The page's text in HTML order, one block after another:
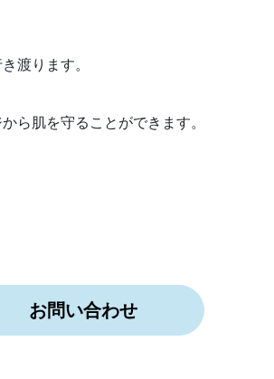
渡ります。
ら肌を守ることができます。
お問い合わせ